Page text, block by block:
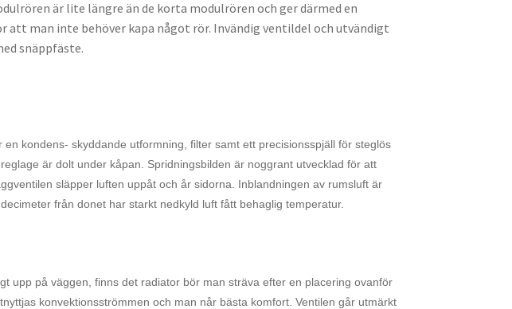
är lite längre än de korta modulrören och ger därmed en
att man inte behöver kapa något rör. Invändig ventildel och utvändigt
snäppfäste.
en kondens- skyddande utformning, filter samt ett precisionsspjäll för steglös
är dolt under kåpan. Spridningsbilden är noggrant utvecklad för att
släpper luften uppåt och år sidorna. Inblandningen av rumsluft är
från donet har starkt nedkyld luft fått behaglig temperatur.
upp på väggen, finns det radiator bör man sträva efter en placering ovanför
konvektionsströmmen och man når bästa komfort. Ventilen går utmärkt